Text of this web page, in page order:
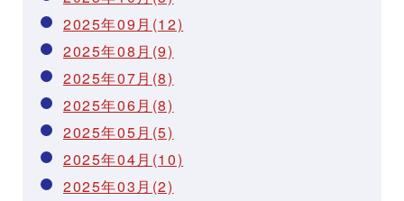
2025年09月(12)
2025年08月(9)
2025年07月(8)
2025年06月(8)
2025年05月(5)
2025年04月(10)
2025年03月(2)